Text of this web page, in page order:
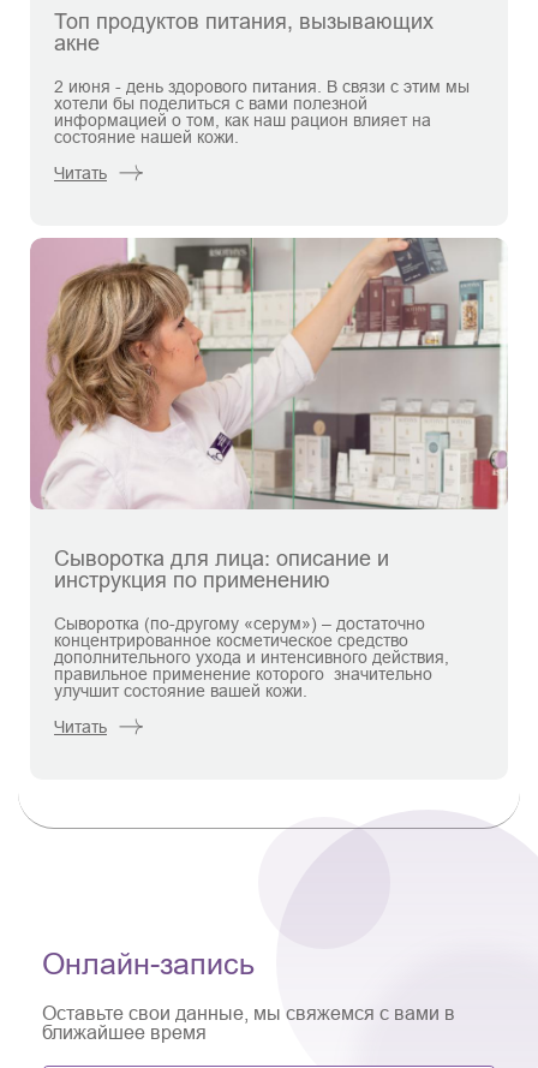
Топ продуктов питания, вызывающих
акне
2 июня - день здорового питания. В связи с этим мы
хотели бы поделиться с вами полезной
информацией о том, как наш рацион влияет на
состояние нашей кожи.
Читать
Сыворотка для лица: описание и
инструкция по применению
Сыворотка (по-другому «серум») – достаточно
концентрированное косметическое средство
дополнительного ухода и интенсивного действия,
правильное применение которого значительно
улучшит состояние вашей кожи.
Читать
Онлайн-запись
Оставьте свои данные, мы свяжемся с вами в
ближайшее время